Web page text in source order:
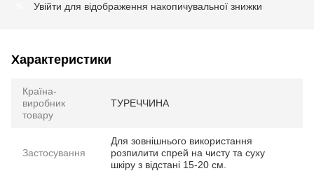
Увійти для відображення накопичувальної знижки
Характеристики
Країна-
виробник
товару
ТУРЕЧЧИНА
Застосування
Для зовнішнього використання
розпилити спрей на чисту та суху
шкіру з відстані 15-20 см.